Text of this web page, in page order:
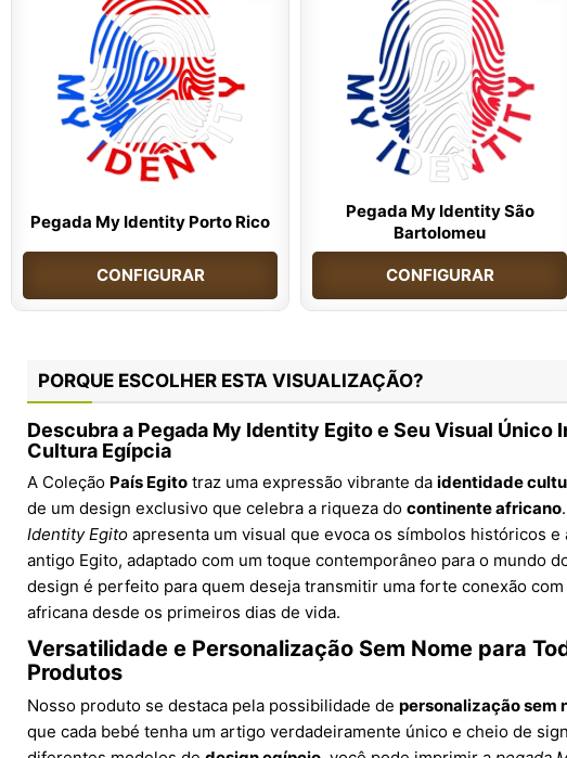
Pegada My Identity Porto Rico
CONFIGURAR
Pegada My Identity São
Bartolomeu
CONFIGURAR
PORQUE ESCOLHER ESTA VISUALIZAÇÃO?
Descubra a Pegada My Identity Egito e Seu Visual Único
Cultura Egípcia
A Coleção País Egito traz uma expressão vibrante da identidade
de um design exclusivo que celebra a riqueza do continente africano
Identity Egito apresenta um visual que evoca os símbolos históricos e
antigo Egito, adaptado com um toque contemporâneo para o mundo
design é perfeito para quem deseja transmitir uma forte conexão
africana desde os primeiros dias de vida.
Versatilidade e Personalização Sem Nome para
Produtos
Nosso produto se destaca pela possibilidade de personalização sem
que cada bebé tenha um artigo verdadeiramente único e cheio de